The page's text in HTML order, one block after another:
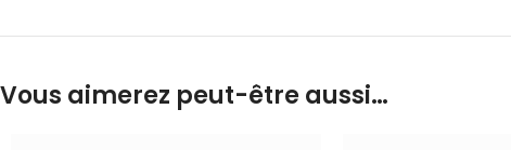
Vous aimerez peut-être aussi…